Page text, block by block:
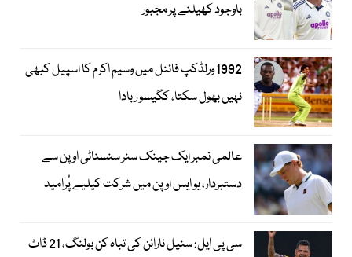
باوجود کھیلنے پر مجبور
1992 ورلڈکپ فائنل میں وسیم اکرم کا اسپیل کبھی
نہیں بھول سکتا، کگیسو ربادا
عالمی نمبر ایک جینک سنر سنسناٹی اوپن سے
دستبردار، یو ایس اوپن میں شرکت کیلیے پُرامید
سی پی ایل: سنیل نارائن کی تباہ کن بولنگ، 21 ڈاٹ